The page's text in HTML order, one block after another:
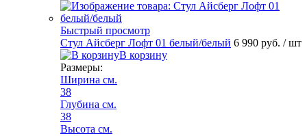
Быстрый просмотр
Стул Айсберг Лофт 01 белый/белый 6 990 руб. / шт
В корзину
Размеры:
Ширина см.
38
Глубина см.
38
Высота см.